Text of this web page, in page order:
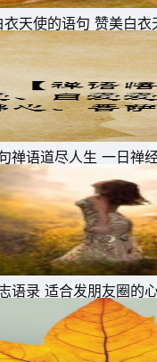
衣天使的语句 赞美白衣
禅语道尽人生 一日禅
语录 适合发朋友圈的